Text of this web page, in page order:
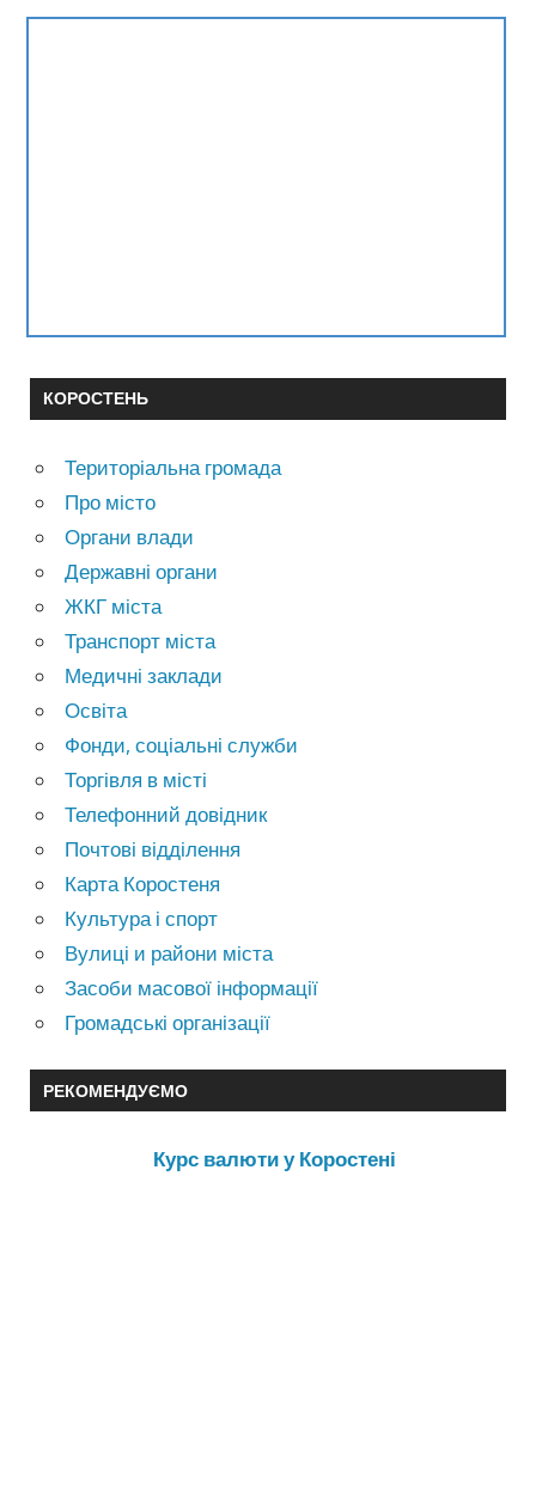
КОРОСТЕНЬ
Територіальна громада
Про місто
Органи влади
Державні органи
ЖКГ міста
Транспорт міста
Медичні заклади
Освіта
Фонди, соціальні служби
Торгівля в місті
Телефонний довідник
Почтові відділення
Карта Коростеня
Культура і спорт
Вулиці и райони міста
Засоби масової інформації
Громадські організації
РЕКОМЕНДУЄМО
Курс валюти у Коростені